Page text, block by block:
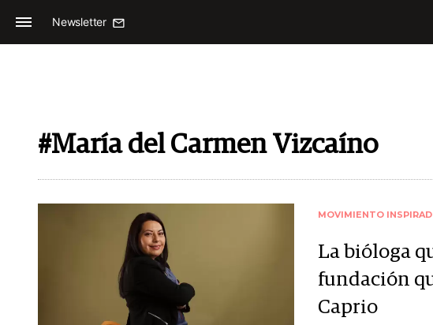
Newsletter
#María del Carmen Vizcaíno
MOVIMIENTO
La bióloga
fundación
Caprio